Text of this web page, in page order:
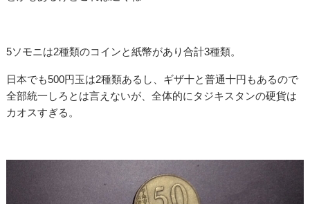
5ソモニは2種類のコインと紙幣があり合計3種類。
日本でも500円玉は2種類あるし、ギザ十と普通十円もあるので
全部統一しろとは言えないが、全体的にタジキスタンの硬貨は
カオスすぎる。